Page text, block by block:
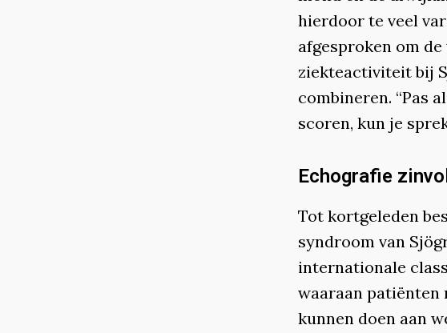
hierdoor te veel
afgesproken om
ziekteactiviteit bij
combineren. “Pas
scoren, kun je
Echografie
Tot kortgeleden
syndroom van
internationale
waaraan patiënten
kunnen doen aan